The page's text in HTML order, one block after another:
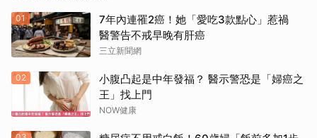
01
7年內連罹2癌！她「愛吃3款點心」惹禍
醫警告不戒早晚有肝癌
三立新聞網
02
小腹凸起是中年發福？ 醫示警恐是「婦癌之
王」找上門
NOW健康